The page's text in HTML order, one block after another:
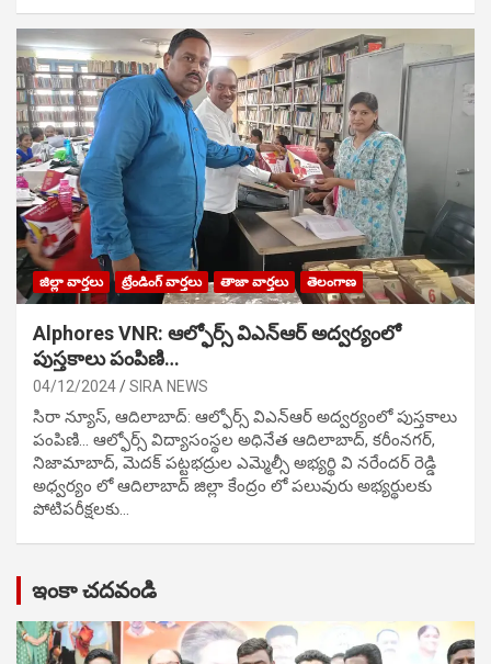
జిల్లా వార్తలు ట్రేండింగ్ వార్తలు తాజా వార్తలు తెలంగాణ
Alphores VNR: ఆల్ఫోర్స్ విఎన్ఆర్ అద్వర్యంలో
పుస్తకాలు పంపిణి…
04/12/2024 SIRA NEWS
సిరా న్యూస్, ఆదిలాబాద్: ఆల్ఫోర్స్ విఎన్ఆర్ అద్వర్యంలో పుస్తకాలు
పంపిణి… ఆల్ఫోర్స్ విద్యాసంస్థల అధినేత ఆదిలాబాద్, కరీంనగర్,
నిజామాబాద్, మెదక్ పట్టభద్రుల ఎమ్మెల్సీ అభ్యర్థి వి నరేందర్ రెడ్డి
అధ్వర్యం లో ఆదిలాబాద్ జిల్లా కేంద్రం లో పలువురు అభ్యర్థులకు
పోటిప‌రీక్ష‌ల‌కు…
ఇంకా చదవండి